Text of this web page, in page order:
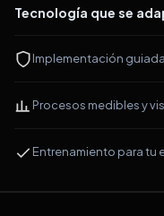
Tecnología que se
Implementación
Procesos medibles y
Entrenamiento para tu